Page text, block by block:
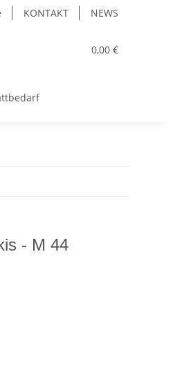
KONTAKT NEWS
0,00 €
- M 44